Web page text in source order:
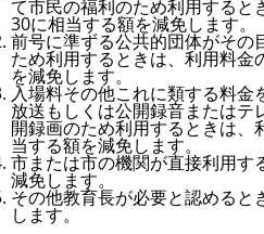
て市民の福利のため利用すると
30に相当する額を減免します。
前号に準ずる公共的団体がその
ため利用するときは、利用料金
を減免します。
入場料その他これに類する料金
放送もしくは公開録音またはテ
開録画のため利用するときは、
当する額を減免します。
市または市の機関が直接利用す
減免します。
その他教育長が必要と認めると
します。